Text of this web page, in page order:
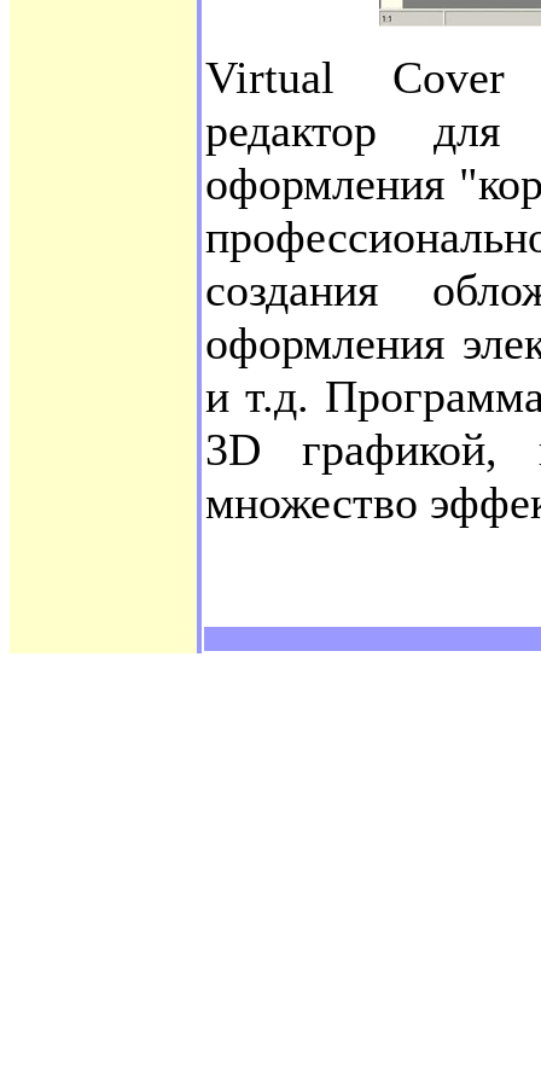
Virtual Cover
редактор для
оформления
создания
оформления
и т.д.
3D графикой,
множество